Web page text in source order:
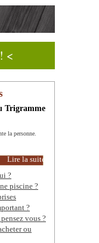
<
Trigramme
la personne.
Lire la suite
?
piscine ?
?
vous ?
ou